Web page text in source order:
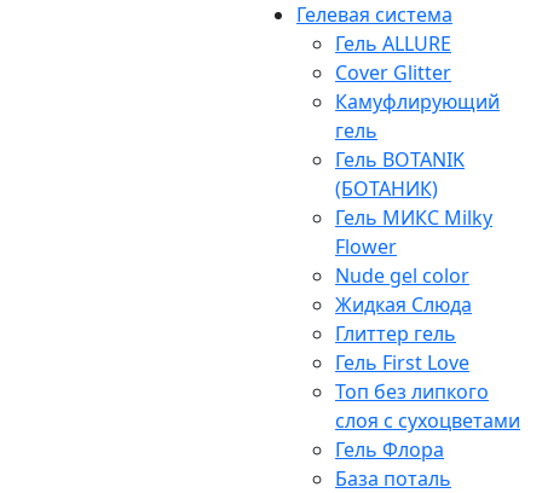
Гелевая система
Гель ALLURE
Cover Glitter
Камуфлирующий
гель
Гель BOTANIK
(БОТАНИК)
Гель МИКС Milky
Flower
Nude gel color
Жидкая Слюда
Глиттер гель
Гель First Love
Топ без липкого
слоя с сухоцветами
Гель Флора
База поталь